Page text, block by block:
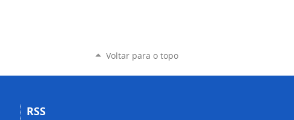
Voltar para o topo
RSS